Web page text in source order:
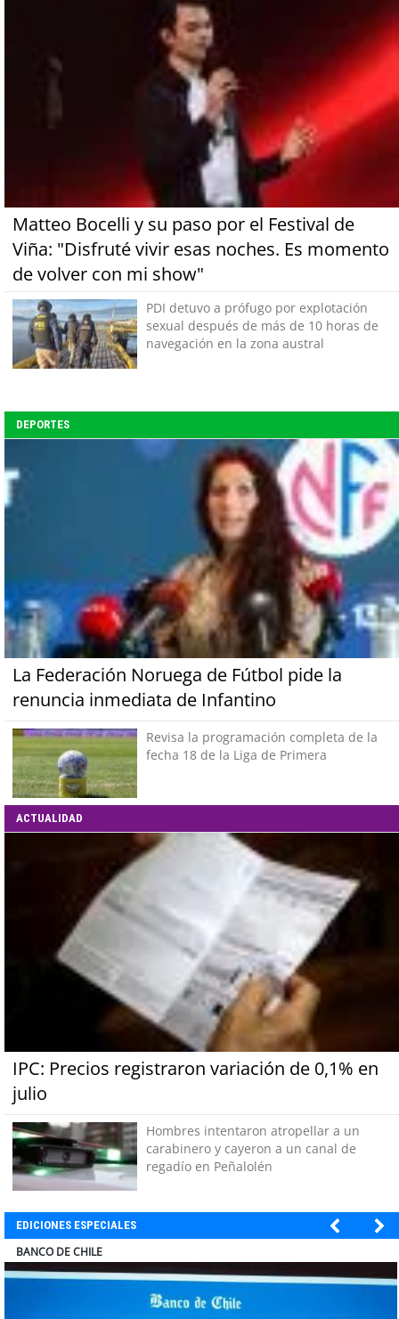
Matteo Bocelli y su paso por el Festival de
Viña: "Disfruté vivir esas noches. Es momento
de volver con mi show"
PDI detuvo a prófugo por explotación
sexual después de más de 10 horas de
navegación en la zona austral
DEPORTES
La Federación Noruega de Fútbol pide la
renuncia inmediata de Infantino
Revisa la programación completa de la
fecha 18 de la Liga de Primera
ACTUALIDAD
IPC: Precios registraron variación de 0,1% en
julio
Hombres intentaron atropellar a un
carabinero y cayeron a un canal de
regadío en Peñalolén
EDICIONES ESPECIALES
ELECTROLUX